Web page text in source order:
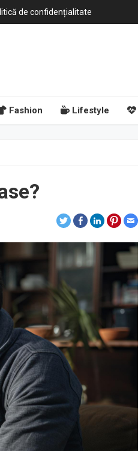
de confidențialitate
Fashion Lifestyle